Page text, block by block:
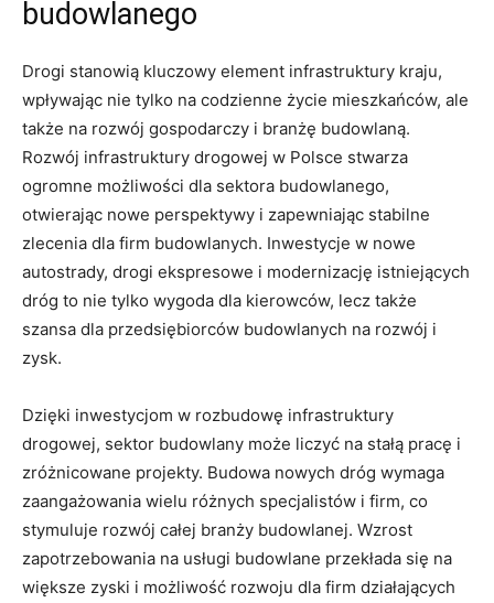
budowlanego
Drogi‌ stanowią kluczowy‍ element infrastruktury kraju,
wpływając nie tylko na codzienne życie mieszkańców, ale
‍także na rozwój gospodarczy i branżę budowlaną.
Rozwój infrastruktury drogowej w Polsce stwarza
ogromne możliwości dla ⁣sektora budowlanego,
otwierając ​nowe perspektywy i zapewniając stabilne ​
zlecenia dla firm budowlanych. Inwestycje w nowe
autostrady, drogi ekspresowe i modernizację istniejących
dróg to nie tylko wygoda dla kierowców, lecz także‍
szansa dla przedsiębiorców budowlanych na rozwój i
zysk.
Dzięki inwestycjom w rozbudowę infrastruktury
drogowej, sektor budowlany może liczyć na stałą‍ pracę ⁢i
zróżnicowane projekty. Budowa nowych dróg wymaga
zaangażowania wielu różnych specjalistów i firm, co
stymuluje rozwój całej branży budowlanej. Wzrost
zapotrzebowania na usługi budowlane przekłada się na
większe zyski i możliwość rozwoju dla firm⁢ działających